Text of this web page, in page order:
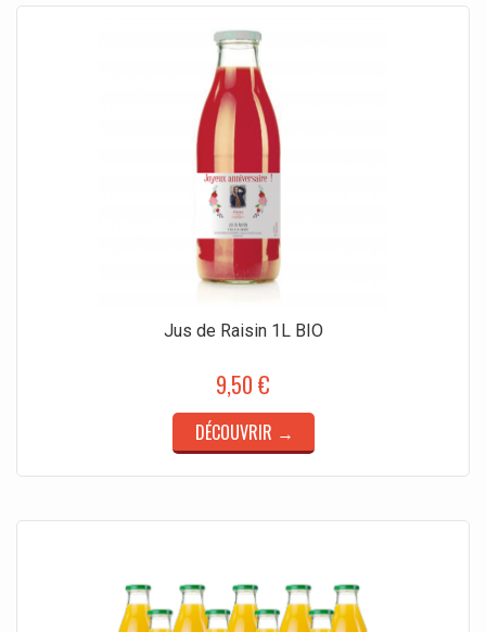
Jus de Raisin 1L BIO
9,50 €
DÉCOUVRIR →